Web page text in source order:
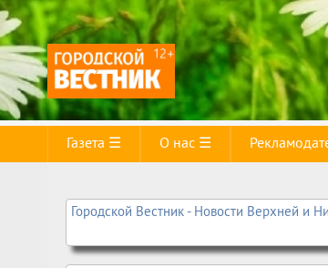
Газета ☰ О нас ☰
Городской Вестник - Новости Верхней и